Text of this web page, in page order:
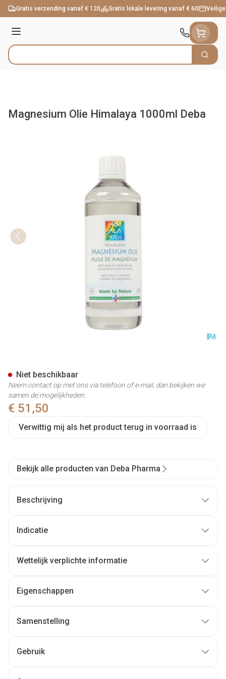
Ga naar de inhoud
Gratis verzending vanaf € 120 Gratis lokale levering vanaf € 60
Menu
Product, merk, categorie... Zoek
Magnesium Olie Himalaya 1000ml Deba
€ 51,50
Verwittig mij als het product terug in voorraad is
Niet beschikbaar
Neem contact op met ons via telefoon of e-mail, dan bekijken we
samen de mogelijkheden.
Bekijk alle producten van Deba Pharma
Beschrijving
Indicatie
Wettelijk verplichte informatie
Eigenschappen
Samenstelling
Gebruik